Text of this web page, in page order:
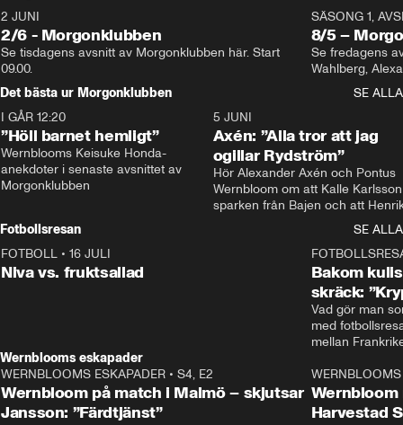
2 JUNI
2/6 - Morgonklubben
Se tisdagens avsnitt av Morgonklubben här. Start
SÄSONG 1,
8/5 –
Se fredagens
Det bästa ur Morgonklubben
SE ALLA
I GÅR 12:20
”Höll barnet hemligt”
Wernblooms Keisuke Honda-
anekdoter i senaste avsnittet av
Morgonklubben
5 JUNI
Axén: ”Alla tror att jag
ogillar Rydström”
Hör Alexander Axén och Pontus
Wernbloom om att Kalle
sparken från Bajen och att
Fotbollsresan
SE ALLA
FOTBOLL • 16 JULI
Niva vs. fruktsallad
Bakom
skräck:
Vad gör man
med
Wernblooms eskapader
WERNBLOOMS ESKAPADER • S4, E2
Wernbloom på match i Malmö – skjutsar
Jansson: ”Färdtjänst”
Harvestad